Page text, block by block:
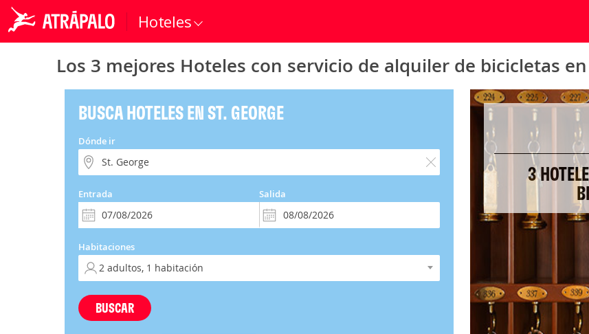
Hoteles
Los 3 mejores Hoteles con servicio de alquiler de bicicletas en
BUSCA HOTELES EN ST. GEORGE
Dónde ir
Entrada Salida
Habitaciones
BUSCAR
3